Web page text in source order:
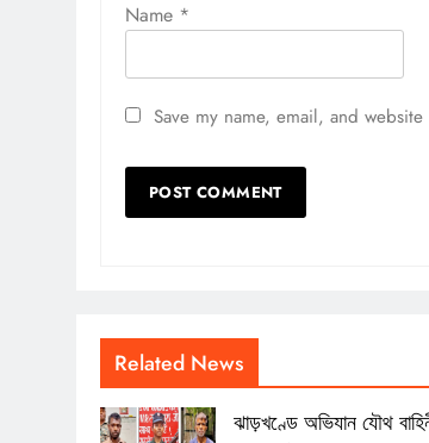
Name *
Save my name, email, and
Related News
ঝাড়খণ্ডে অভিযান যৌথ